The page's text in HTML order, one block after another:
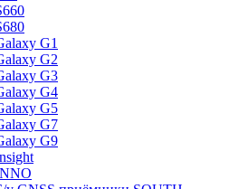
G1
G2
G3
G4
G5
G7
G9